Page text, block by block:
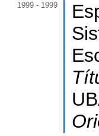
1999 - 1999